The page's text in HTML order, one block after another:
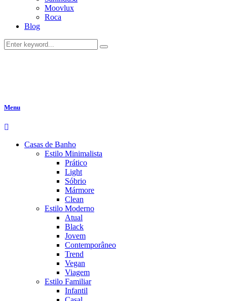
Moovlux
Roca
Blog
Menu
Casas de Banho
Estilo Minimalista
Prático
Light
Sóbrio
Mármore
Clean
Estilo Moderno
Atual
Black
Jovem
Contemporâneo
Trend
Vegan
Viagem
Estilo Familiar
Infantil